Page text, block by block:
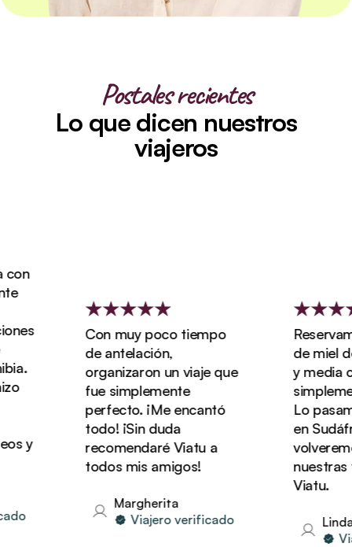
Postales recientes
Lo que dicen nuestros
viajeros
Con muy poco tiempo
de antelación,
organizaron un viaje que
fue simplemente
perfecto. ¡Me encantó
todo! ¡Sin duda
recomendaré Viatu a
todos mis amigos!
Margherita
Viajero verificado
Reservamos
de miel de
y media con
simplemente
Lo pasamos
en Sudáfrica y
volveremos a
nuestras
Linda
Viajero